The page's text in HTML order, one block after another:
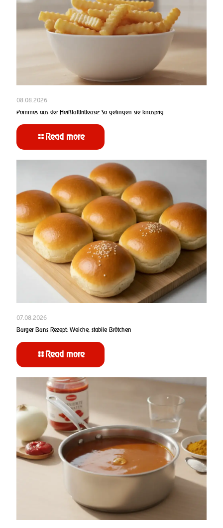
08.08.2026
Pommes aus der Heißluftfritteuse: So gelingen sie knusprig
Read more
07.08.2026
Burger Buns Rezept: Weiche, stabile Brötchen
Read more